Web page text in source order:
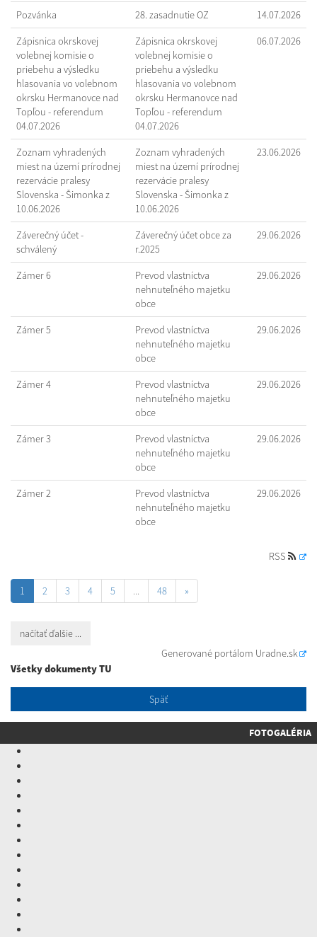
Pozvánka 28. zasadnutie OZ 14.07.2026
Zápisnica okrskovej
volebnej komisie o
priebehu a výsledku
hlasovania vo volebnom
okrsku Hermanovce nad
Topľou - referendum
04.07.2026
Zápisnica okrskovej
volebnej komisie o
priebehu a výsledku
hlasovania vo volebnom
okrsku Hermanovce nad
Topľou - referendum
04.07.2026
06.07.2026
Zoznam vyhradených
miest na území prírodnej
rezervácie pralesy
Slovenska - Šimonka z
10.06.2026
Zoznam vyhradených
miest na území prírodnej
rezervácie pralesy
Slovenska - Šimonka z
10.06.2026
23.06.2026
Záverečný účet -
schválený
Záverečný účet obce za
r.2025
29.06.2026
Zámer 6
Prevod vlastníctva
nehnuteľného majetku
obce
29.06.2026
Zámer 5
Prevod vlastníctva
nehnuteľného majetku
obce
29.06.2026
Zámer 4
Prevod vlastníctva
nehnuteľného majetku
obce
29.06.2026
Zámer 3
Prevod vlastníctva
nehnuteľného majetku
obce
29.06.2026
Zámer 2
Prevod vlastníctva
nehnuteľného majetku
obce
29.06.2026
RSS
1 2 3 4 5 ... 48 »
načítať ďalšie ...
Generované portálom Uradne.sk
Všetky dokumenty TU
Späť
FOTOGALÉRIA